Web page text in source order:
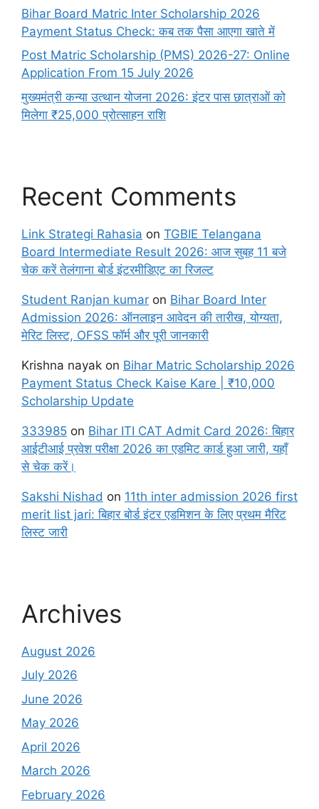
Bihar Board Matric Inter Scholarship 2026
Payment Status Check: कब तक पैसा आएगा खाते में
Post Matric Scholarship (PMS) 2026-27: Online
Application From 15 July 2026
मुख्यमंत्री कन्या उत्थान योजना 2026: इंटर पास छात्राओं को
मिलेगा ₹25,000 प्रोत्साहन राशि
Recent Comments
Link Strategi Rahasia on TGBIE Telangana
Board Intermediate Result 2026: आज सुबह 11 बजे
चेक करें तेलंगाना बोर्ड इंटरमीडिएट का रिजल्ट
Student Ranjan kumar on Bihar Board Inter
Admission 2026: ऑनलाइन आवेदन की तारीख, योग्यता,
मेरिट लिस्ट, OFSS फॉर्म और पूरी जानकारी
Krishna nayak on Bihar Matric Scholarship 2026
Payment Status Check Kaise Kare | ₹10,000
Scholarship Update
333985 on Bihar ITI CAT Admit Card 2026: बिहार
आईटीआई प्रवेश परीक्षा 2026 का एडमिट कार्ड हुआ जारी, यहाँ
से चेक करें।
Sakshi Nishad on 11th inter admission 2026 first
merit list jari: बिहार बोर्ड इंटर एडमिशन के लिए प्रथम मैरिट
लिस्ट जारी
Archives
August 2026
July 2026
June 2026
May 2026
April 2026
March 2026
February 2026